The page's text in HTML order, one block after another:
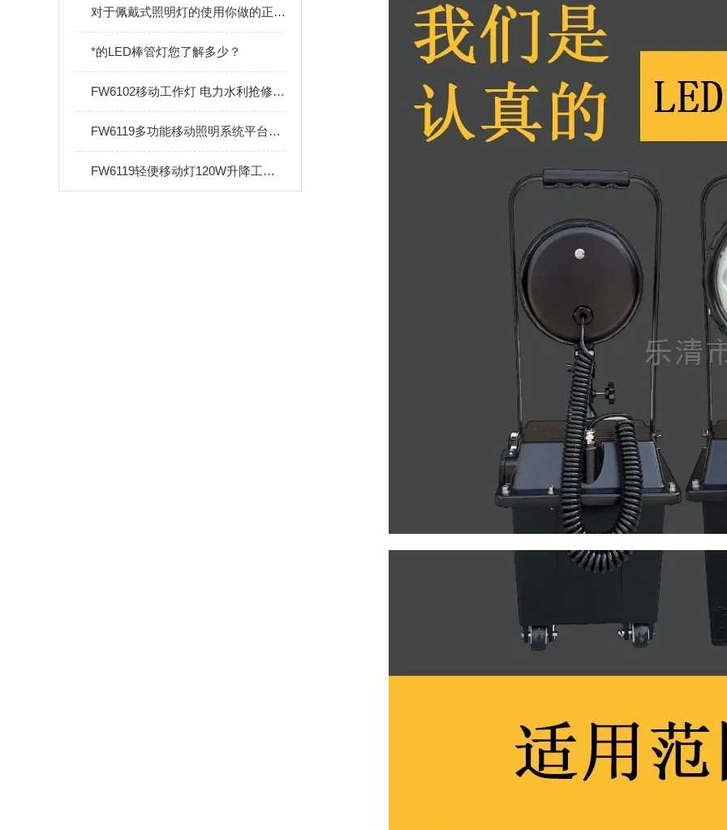
对于佩戴式照明灯的使用你做的正确吗？看这里！
*的LED棒管灯您了解多少？
FW6102移动工作灯 电力水利抢修铁路夜间施工 30W聚光款
FW6119多功能移动照明系统平台便携式升降工作灯防汛应急移动灯
FW6119轻便移动灯120W升降工作灯铁路施工信号指示防水灯显示屏